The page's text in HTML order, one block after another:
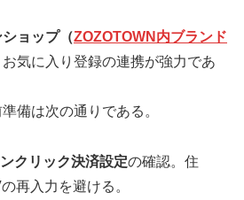
ョップ（ZOZOTOWN内ブランド
気に入り登録の連携が強力であ
備は次の通りである。
クリック決済設定の確認。住
再入力を避ける。